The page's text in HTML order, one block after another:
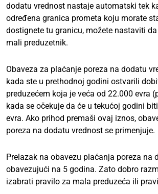
dodatu vrednost nastaje automatski tek
određena granica prometa koju morate
dostignete tu granicu, možete nastaviti
mali preduzetnik.
Obaveza za plaćanje poreza na dodatu
kada ste u prethodnoj godini ostvarili
preduzećem koja je veća od 22.000 evra
kada se očekuje da će u tekućoj godini
evra. Ako prihod premaši ovaj iznos,
poreza na dodatu vrednost se primenjuje.
Prelazak na obavezu plaćanja poreza na
obavezujući na 5 godina. Zato dobro
izabrati pravilo za mala preduzeća ili